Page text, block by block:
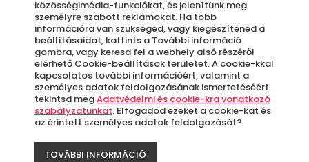
Élmények
Rendezés:
közösségimédia-funkciókat, és jelenítünk meg
személyre szabott reklámokat. Ha több
információra van szükséged, vagy kiegészítenéd a
beállításaidat, kattints a További információ
gombra, vagy keresd fel a webhely alsó részéről
elérhető Cookie-beállítások területet. A cookie-kkal
kapcsolatos további információért, valamint a
személyes adatok feldolgozásának ismertetéséért
tekintsd megAdatvédelmi és cookie-kra vonatkozó
szabályzatunkat. Elfogadod ezeket a cookie-kat és
az érintett személyes adatok feldolgozását?
TOVÁBBI INFORMÁCIÓ